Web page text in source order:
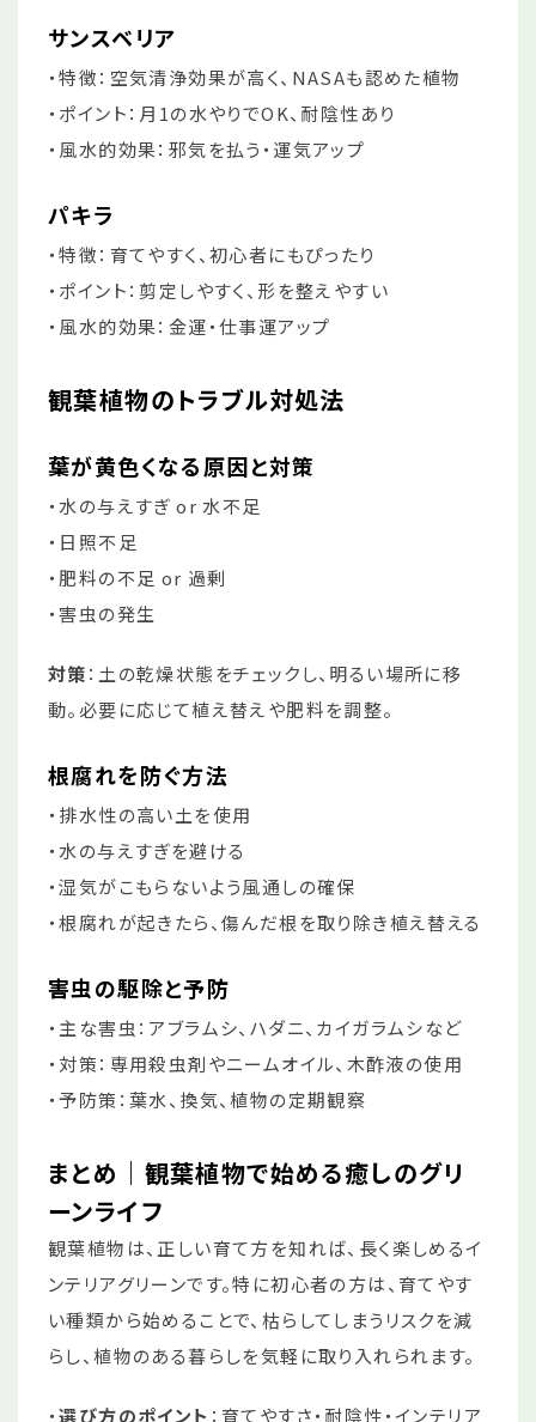
サンスベリア
・特徴：空気清浄効果が高く、NASAも認めた植物
・ポイント：月1の水やりでOK、耐陰性あり
・風水的効果：邪気を払う・運気アップ
パキラ
・特徴：育てやすく、初心者にもぴったり
・ポイント：剪定しやすく、形を整えやすい
・風水的効果：金運・仕事運アップ
観葉植物のトラブル対処法
葉が黄色くなる原因と対策
・水の与えすぎ or 水不足
・日照不足
・肥料の不足 or 過剰
・害虫の発生
対策：土の乾燥状態をチェックし、明るい場所に移
動。必要に応じて植え替えや肥料を調整。
根腐れを防ぐ方法
・排水性の高い土を使用
・水の与えすぎを避ける
・湿気がこもらないよう風通しの確保
・根腐れが起きたら、傷んだ根を取り除き植え替える
害虫の駆除と予防
・主な害虫：アブラムシ、ハダニ、カイガラムシなど
・対策：専用殺虫剤やニームオイル、木酢液の使用
・予防策：葉水、換気、植物の定期観察
まとめ｜観葉植物で始める癒しのグリ
ーンライフ
観葉植物は、正しい育て方を知れば、長く楽しめるイ
ンテリアグリーンです。特に初心者の方は、育てやす
い種類から始めることで、枯らしてしまうリスクを減
らし、植物のある暮らしを気軽に取り入れられます。
・選び方のポイント ：育てやすさ・耐陰性・インテリア